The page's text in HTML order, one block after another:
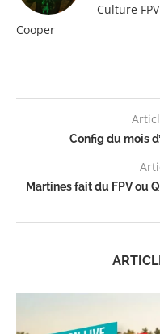
Culture
Cooper
Config du mois
Martines fait du FPV ou